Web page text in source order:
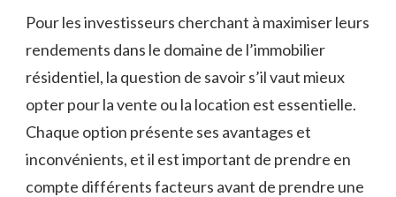
Pour les investisseurs cherchant ‌à maximiser leurs
rendements dans le domaine de l’immobilier
résidentiel, la question de savoir s’il ‍vaut ⁤mieux ​
opter pour la vente ou la location est‌ essentielle.
Chaque option présente ses avantages et
inconvénients, et il est important de prendre en
compte ⁢différents facteurs avant de prendre une